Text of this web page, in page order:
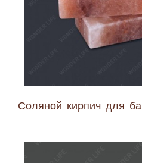
Соляной кирпич для